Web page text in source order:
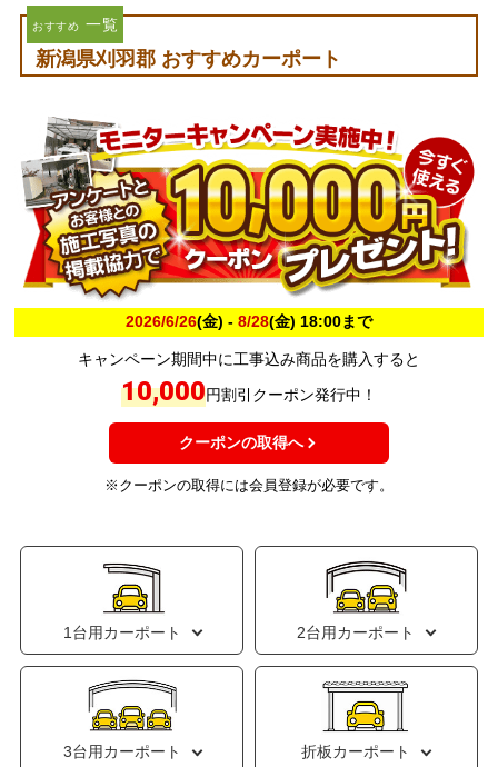
おすすめ 一覧
新潟県刈羽郡 おすすめカーポート
2026/6/26(金) - 8/28(金) 18:00まで
キャンペーン期間中に工事込み商品を購入すると
10,000円割引クーポン発行中！
クーポンの取得へ
※クーポンの取得には会員登録が必要です。
1台用カーポート 2台用カーポート
3台用カーポート 折板カーポート